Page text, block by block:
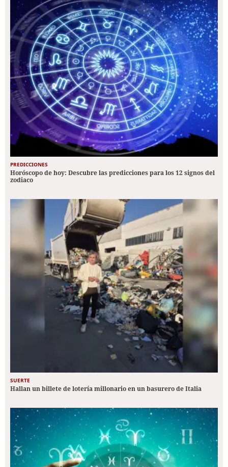
PREDICCIONES
Horóscopo de hoy: Descubre las predicciones para los 12 signos del
zodiaco
SUERTE
Hallan un billete de lotería millonario en un basurero de Italia